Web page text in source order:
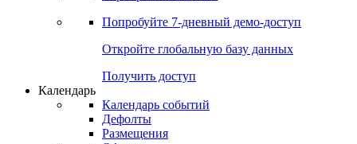
Валютные и процентные свопы
Корпоративные CDS
Попробуйте7-дневный
Откройте глобальную базу данных
Получить доступ